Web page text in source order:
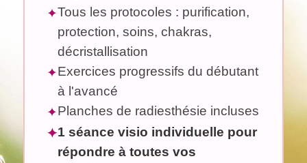
✦Tous les protocoles : purification,
protection, soins, chakras,
décristallisation
✦Exercices progressifs du débutant
à l'avancé
✦Planches de radiesthésie incluses
✦1 séance visio individuelle pour
répondre à toutes vos